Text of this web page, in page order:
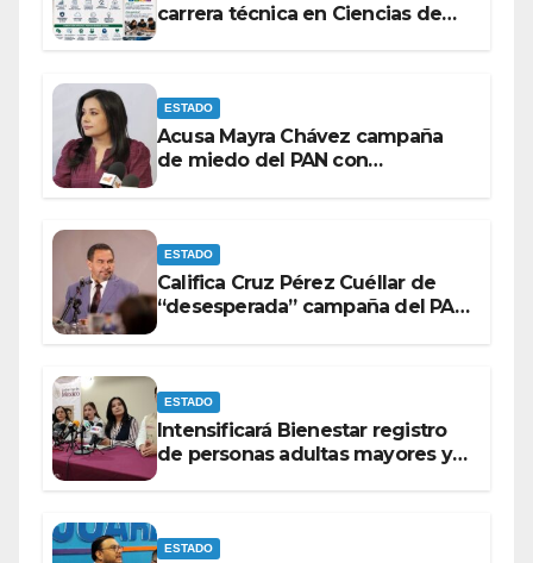
carrera técnica en Ciencias de
ESTADO
Acusa Mayra Chávez campaña
de miedo del PAN con
ESTADO
Califica Cruz Pérez Cuéllar de
“desesperada” campaña del PAN
ESTADO
Intensificará Bienestar registro
de personas adultas mayores y
ESTADO